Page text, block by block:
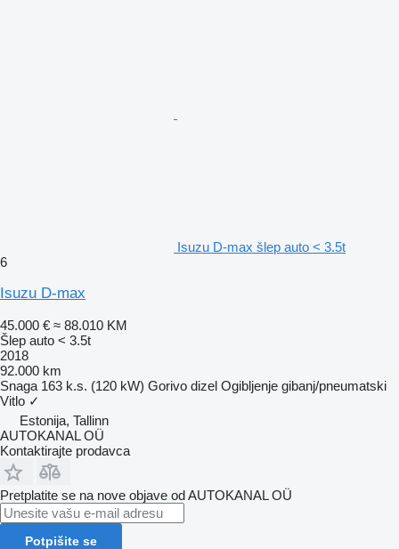
Isuzu D-max šlep auto < 3.5t
6
Isuzu D-max
45.000 € ≈ 88.010 KM
Šlep auto < 3.5t
2018
92.000 km
Snaga 163 k.s. (120 kW) Gorivo dizel Ogibljenje gibanj/pneumatski
Vitlo ✓
Estonija, Tallinn
AUTOKANAL OÜ
Kontaktirajte prodavca
Pretplatite se na nove objave od AUTOKANAL OÜ
Potpišite se